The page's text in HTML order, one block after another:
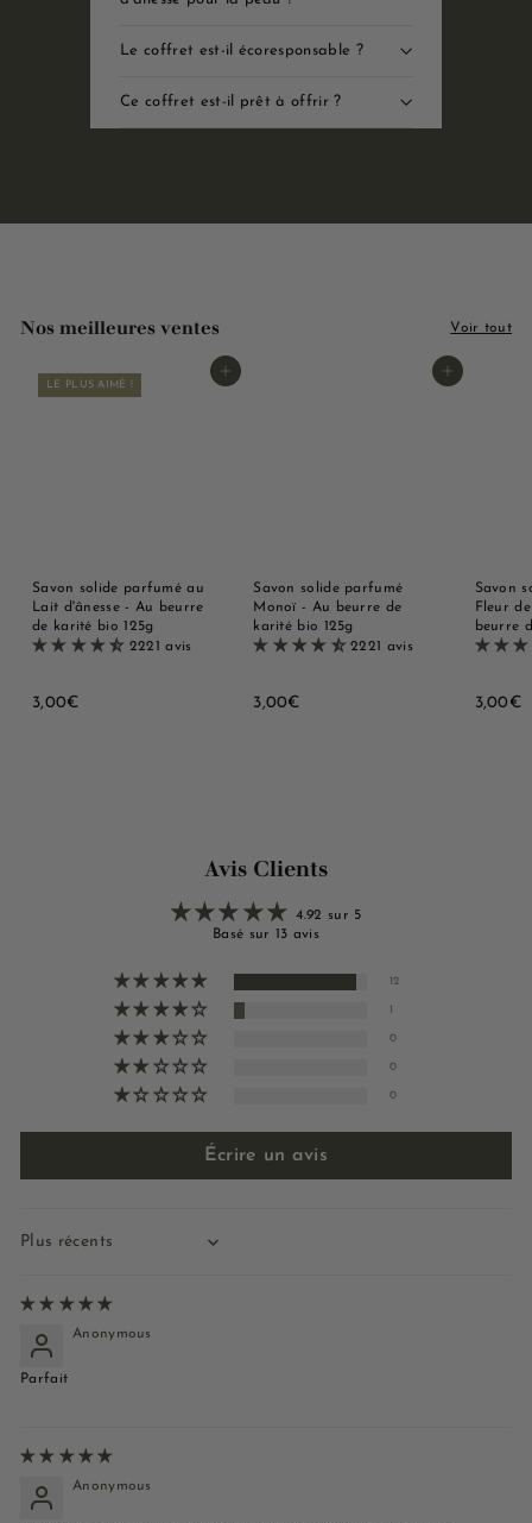
Le coffret est-il écoresponsable ?
Ce coffret est-il prêt à offrir ?
Nos meilleures ventes Voir tout
Ajouter au panier
LE PLUS AIMÉ !
Savon solide parfumé au
Lait d'ânesse - Au beurre
de karité bio 125g
2221 avis
3,00€3
Ajouter au panier
Savon solide parfumé
Monoï - Au beurre de
karité bio 125g
2221 avis
3,00€3
Savon
Fleur
beurre
3,00€3
Avis Clients
4.92 sur 5
Basé sur 13 avis
12
0
0
0
Écrire un avis
Sort by
Anonymous
Parfait
Anonymous